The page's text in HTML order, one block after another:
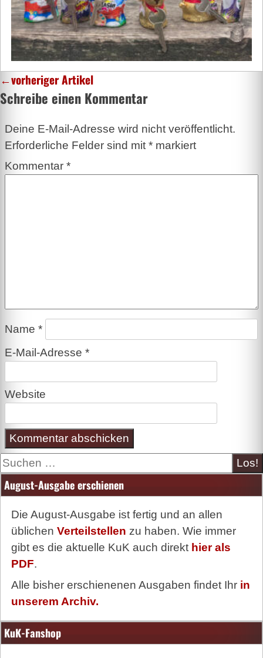
←vorheriger Artikel
Schreibe einen Kommentar
Deine E-Mail-Adresse wird nicht veröffentlicht.
Erforderliche Felder sind mit *markiert
Kommentar *
Name *
E-Mail-Adresse *
Website
Suche
August-Ausgabe erschienen
Die August-Ausgabe ist fertig und an allen
üblichen Verteilstellen zu haben. Wie immer
gibt es die aktuelle KuK auch direkt hier als
PDF.
Alle bisher erschienenen Ausgaben findet Ihr in
unserem Archiv.
KuK-Fanshop